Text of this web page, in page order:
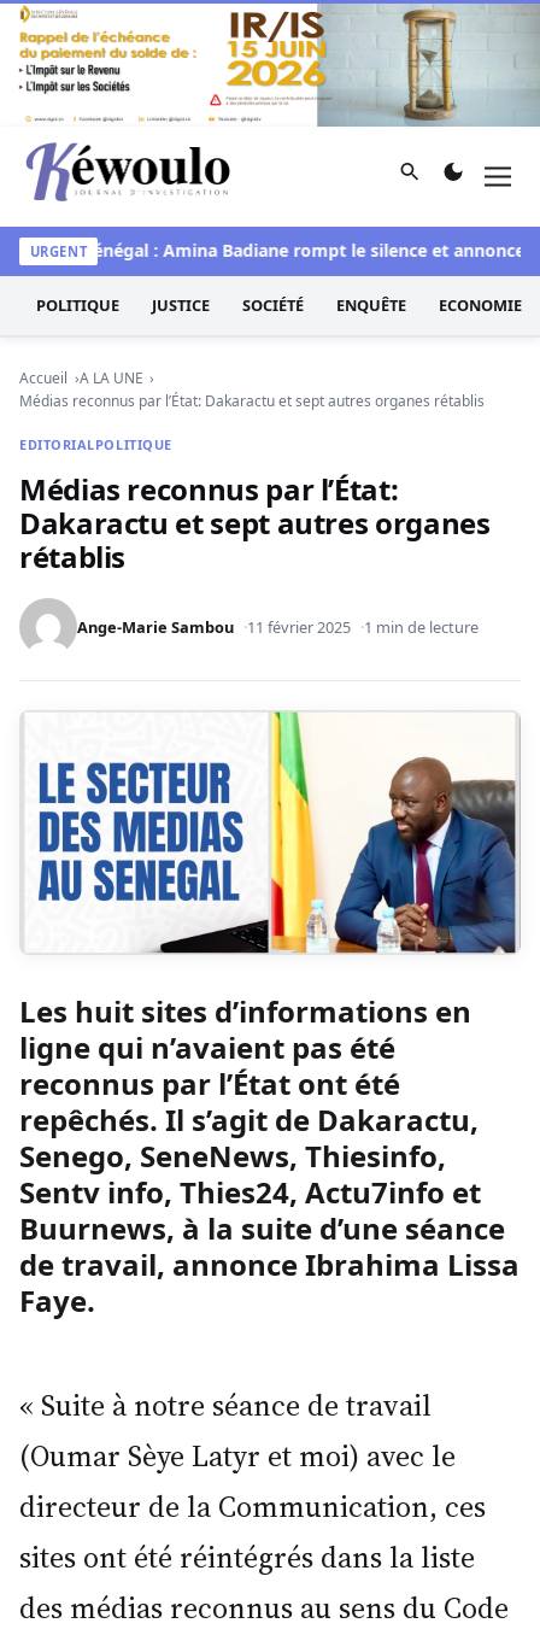
Aller au contenu
Kéwoulo, le premier site d'information et d'investigation
Rechercher
URGENT
Miss Sénégal : Amina Badiane rompt le silence et annonce
POLITIQUE JUSTICE SOCIÉTÉ ENQUÊTE ECONOMIE
Accueil
A LA UNE
Médias reconnus par l’État: Dakaractu et sept autres organes rétablis
EDITORIALPOLITIQUE
Médias reconnus par l’État:
Dakaractu et sept autres organes
rétablis
Ange-Marie Sambou 11 février 2025 1 min de lecture
Les huit sites d’informations en
ligne qui n’avaient pas été
reconnus par l’État ont été
repêchés. Il s’agit de Dakaractu,
Senego, SeneNews, Thiesinfo,
Sentv info, Thies24, Actu7info et
Buurnews, à la suite d’une séance
de travail, annonce Ibrahima Lissa
Faye.
« Suite à notre séance de travail
(Oumar Sèye Latyr et moi) avec le
directeur de la Communication, ces
sites ont été réintégrés dans la liste
des médias reconnus au sens du Code